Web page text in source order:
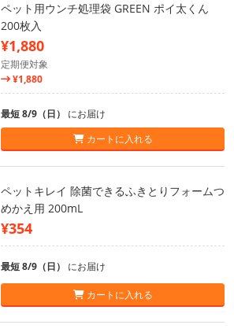
ペット用ウンチ処理袋 GREEN ポイ太くん
200枚入
¥1,880
定期便対象
¥1,880
最短 8/9（日） にお届け
カートに入れる
ペットキレイ 除菌できるふきとりフォームつ
めかえ用 200mL
¥354
最短 8/9（日） にお届け
カートに入れる